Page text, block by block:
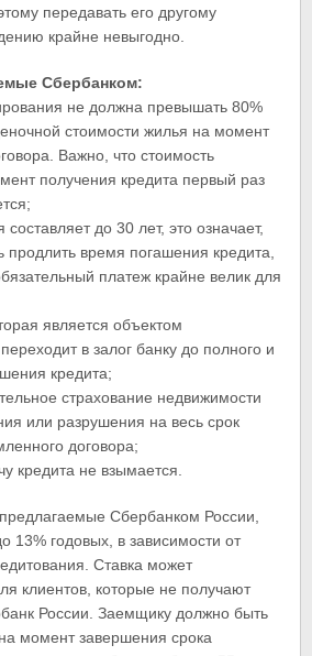
передавать его другому
крайне невыгодно.
Сбербанком:
не должна превышать 80%
стоимости жилья на момент
Важно, что стоимость
получения кредита первый раз
до 30 лет, это означает,
продлить время погашения кредита,
платеж крайне велик для
является объектом
в залог банку до полного и
кредита;
страхование недвижимости
или разрушения на весь срок
договора;
кредита не взымается.
Сбербанком России,
13% годовых, в зависимости от
Ставка может
клиентов, которые не получают
России. Заемщику должно быть
момент завершения срока